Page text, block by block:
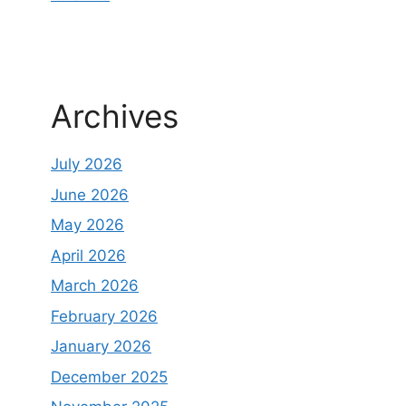
Archives
July 2026
June 2026
May 2026
April 2026
March 2026
February 2026
January 2026
December 2025